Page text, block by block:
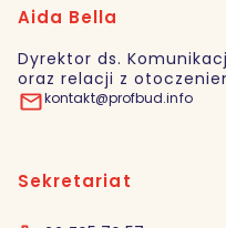
Aida Bella
Dyrektor ds.
oraz relacji z
kontakt@profbud.info
Sekretariat